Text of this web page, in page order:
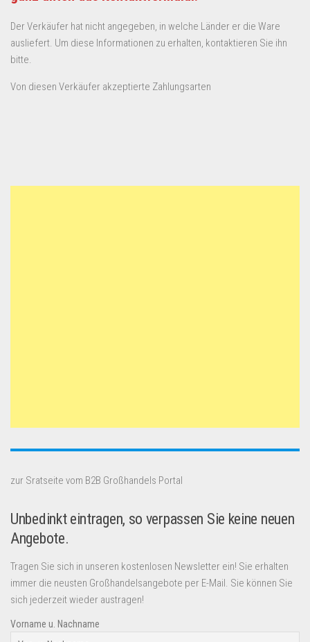
Der Verkäufer hat nicht angegeben, in welche Länder er die Ware
ausliefert. Um diese Informationen zu erhalten, kontaktieren Sie ihn
bitte.
Von diesen Verkäufer akzeptierte Zahlungsarten
zur Sratseite vom B2B Großhandels Portal
Unbedinkt eintragen, so verpassen Sie keine neuen
Angebote.
Tragen Sie sich in unseren kostenlosen Newsletter ein! Sie erhalten
immer die neusten Großhandelsangebote per E-Mail. Sie können Sie
sich jederzeit wieder austragen!
Vorname u. Nachname